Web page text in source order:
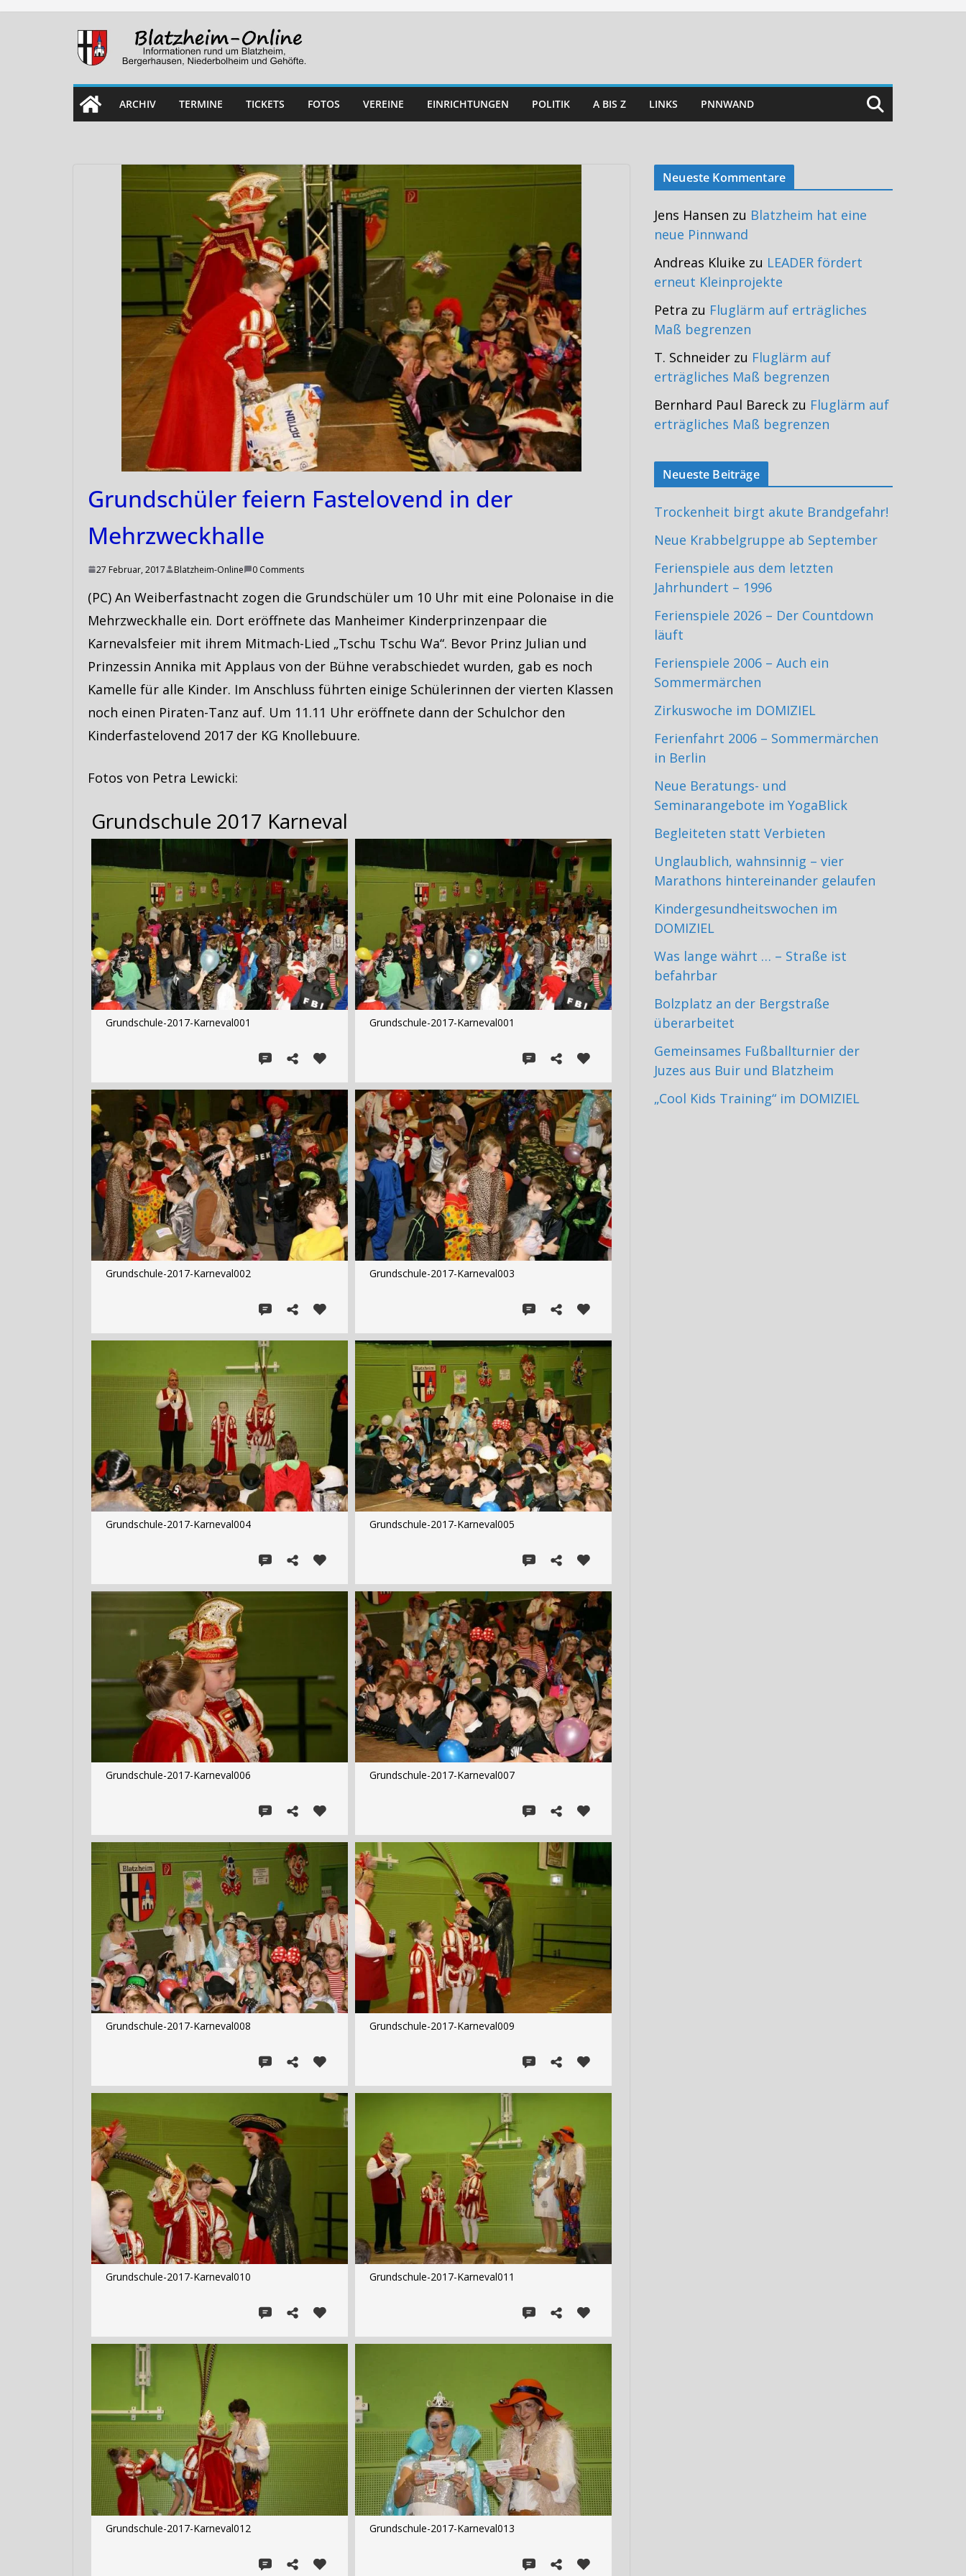
Skip
ARCHIV TERMINE TICKETS FOTOS VEREINE EINRICHTUNGEN POLITIK A BIS Z LINKS PNNWAND
Grundschüler feiern Fastelovend in der
Mehrzweckhalle
27 Februar, 2017 Blatzheim-Online 0 Comments
(PC) An Weiberfastnacht zogen die Grundschüler um 10 Uhr mit eine Polonaise in die
Mehrzweckhalle ein. Dort eröffnete das Manheimer Kinderprinzenpaar die
Karnevalsfeier mit ihrem Mitmach-Lied „Tschu Tschu Wa“. Bevor Prinz Julian und
Prinzessin Annika mit Applaus von der Bühne verabschiedet wurden, gab es noch
Kamelle für alle Kinder. Im Anschluss führten einige Schülerinnen der vierten Klassen
noch einen Piraten-Tanz auf. Um 11.11 Uhr eröffnete dann der Schulchor den
Kinderfastelovend 2017 der KG Knollebuure.
Fotos von Petra Lewicki:
Grundschule 2017 Karneval
Grundschule-2017-Karneval001
Grundschule-2017-Karneval002
Grundschule-2017-Karneval004
Grundschule-2017-Karneval006
Grundschule-2017-Karneval008
Grundschule-2017-Karneval010
Grundschule-2017-Karneval012
Grundschule-2017-Karneval001
Grundschule-2017-Karneval003
Grundschule-2017-Karneval005
Grundschule-2017-Karneval007
Grundschule-2017-Karneval009
Grundschule-2017-Karneval011
Grundschule-2017-Karneval013
Neueste Kommentare
Jens Hansen zu Blatzheim hat eine
neue Pinnwand
Andreas Kluike zu LEADER fördert
erneut Kleinprojekte
Petra zu Fluglärm auf erträgliches
Maß begrenzen
T. Schneider zu Fluglärm auf
erträgliches Maß begrenzen
Bernhard Paul Bareck zu Fluglärm auf
erträgliches Maß begrenzen
Neueste Beiträge
Trockenheit birgt akute Brandgefahr!
Neue Krabbelgruppe ab September
Ferienspiele aus dem letzten
Jahrhundert – 1996
Ferienspiele 2026 – Der Countdown
läuft
Ferienspiele 2006 – Auch ein
Sommermärchen
Zirkuswoche im DOMIZIEL
Ferienfahrt 2006 – Sommermärchen
in Berlin
Neue Beratungs- und
Seminarangebote im YogaBlick
Begleiteten statt Verbieten
Unglaublich, wahnsinnig – vier
Marathons hintereinander gelaufen
Kindergesundheitswochen im
DOMIZIEL
Was lange währt … – Straße ist
befahrbar
Bolzplatz an der Bergstraße
überarbeitet
Gemeinsames Fußballturnier der
Juzes aus Buir und Blatzheim
„Cool Kids Training“ im DOMIZIEL